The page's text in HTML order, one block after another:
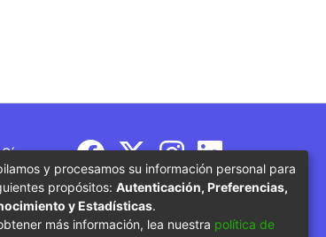
Síguenos
y procesamos su información personal para
propósitos: Autenticación, Preferencias,
y Estadísticas.
más información, lea nuestra política de